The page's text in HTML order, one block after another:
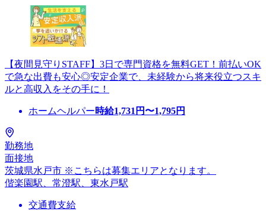
【夜間見守りSTAFF】3日で専門資格を無料GET！前払いOK
で急な出費も安心◎安定企業で、未経験から将来役立つスキ
ルと高収入をその手に！
ホームヘルパー時給1,731 円〜1,795円
勤務地
面接地
茨城県水戸市 ※こちらは募集エリアとなります。
偕楽園駅、常澄駅、東水戸駅
交通費支給